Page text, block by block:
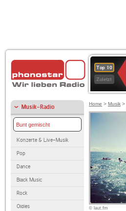
Top 10
Zuletzt
Musik-Radio
Bunt gemischt
Konzerte & Live-Musik
Pop
Dance
Black Music
Rock
Oldies
Home > Musik >
© laut.fm